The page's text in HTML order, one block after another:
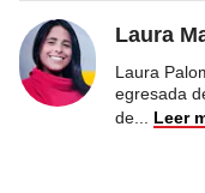
Laura
Laura
egresada
de
Leer